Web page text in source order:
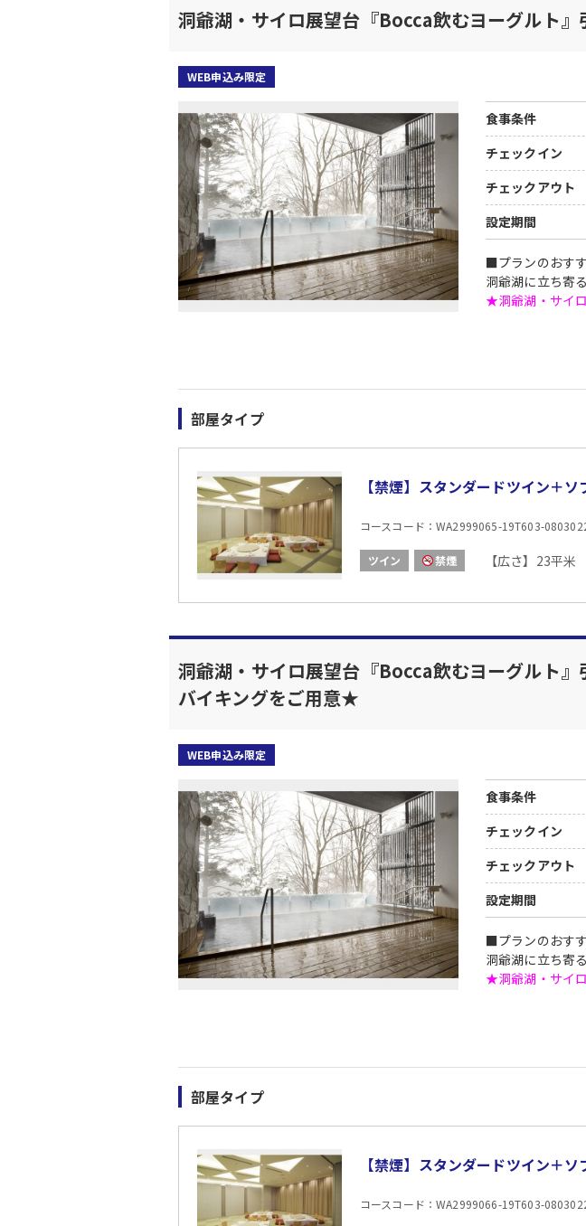
洞爺湖・サイロ展望台『Bocca飲むヨーグル
WEB申込み限定
食事条件
チェックイン
チェックアウト
設定期間
■プランのおす
洞爺湖に立ち寄
★洞爺湖・サイ
※当引換券利用
※クーポンの受
なし
場所:
内容:
部屋タイプ
【禁煙】スタンダードツイン＋
コースコード：WA2999065-19T603-
ツイン 禁煙 【広さ】23平米
洞爺湖・サイロ展望台『Bocca飲むヨーグルト
バイキングをご用意★
WEB申込み限定
食事条件
チェックイン
チェックアウト
設定期間
■プランのおす
洞爺湖に立ち寄
★洞爺湖・サイ
※当引換券利用
※クーポンの受
場所:
内容:
■朝食
部屋タイプ
【禁煙】スタンダードツイン＋
コースコード：WA2999066-19T603-